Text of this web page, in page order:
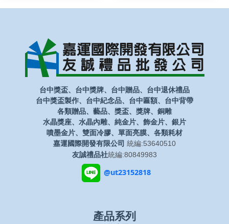
台中獎盃、台中獎牌、台中贈品、台中退休禮品
台中獎盃製作、台中紀念品、台中匾額、台中背帶
各類贈品、藝品、獎盃、獎牌、銅雕
水晶獎座、水晶內雕、純金片、飾金片、銀片
噴墨金片、雙面冷膠、單面亮膜、各類耗材
嘉運國際開發有限公司 統編:53640510
友誠禮品社統編:80849983
@ut23152818
產品系列